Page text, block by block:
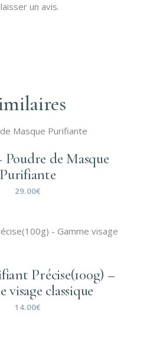
un avis.
de Masque
Purifiante
29.00€
Précise(100g) –
visage classique
14.00€